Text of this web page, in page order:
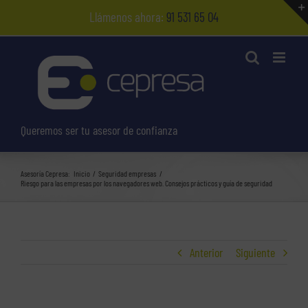
contenido
Llámenos ahora: 91 531 65 04
Queremos ser tu asesor de confianza
Asesoría Cepresa: Inicio
Seguridad empresas
Riesgo para las empresas por los navegadores web. Consejos prácticos y guía de seguridad
Anterior Siguiente